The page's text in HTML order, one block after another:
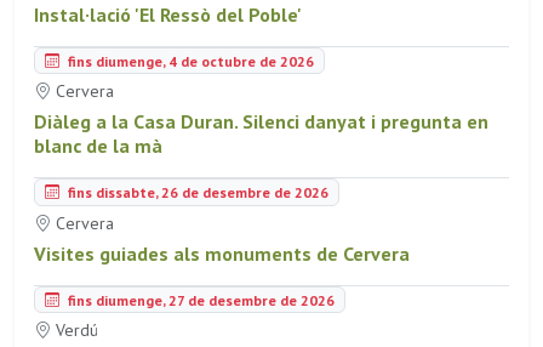
Instal·lació 'El Ressò del Poble'
fins diumenge, 4 de octubre de 2026
Cervera
Diàleg a la Casa Duran. Silenci danyat i pregunta en
blanc de la mà
fins dissabte, 26 de desembre de 2026
Cervera
Visites guiades als monuments de Cervera
fins diumenge, 27 de desembre de 2026
Verdú